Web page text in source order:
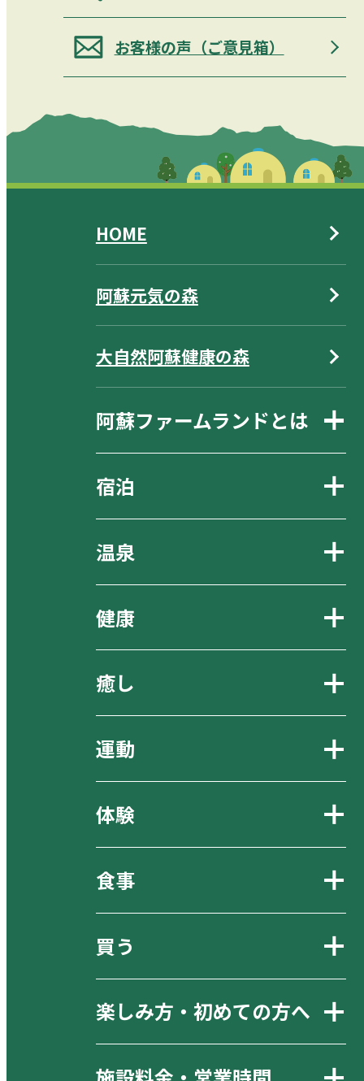
お客様の声（ご意見箱）
HOME
阿蘇元気の森
大自然阿蘇健康の森
阿蘇ファームランドとは
宿泊
温泉
健康
癒し
運動
体験
食事
買う
楽しみ方・初めての方へ